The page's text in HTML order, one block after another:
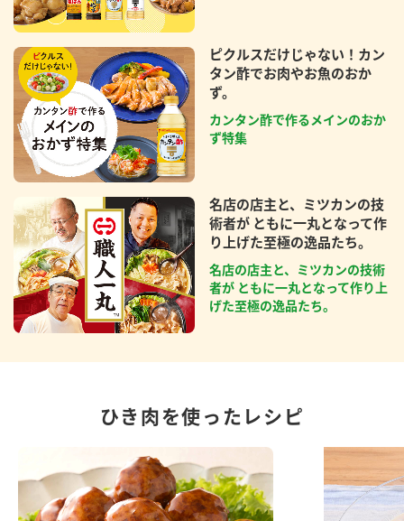
ピクルスだけじゃない！カン
タン酢でお肉やお魚のおか
ず。
カンタン酢で作るメインのおか
ず特集
名店の店主と、ミツカンの技
術者が ともに一丸となって作
り上げた至極の逸品たち。
名店の店主と、ミツカンの技術
者が ともに一丸となって作り上
げた至極の逸品たち。
ひき肉を使ったレシピ